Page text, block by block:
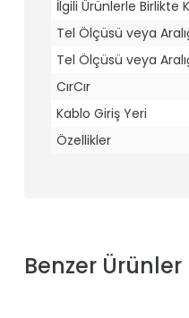
İlgili Ürünlerle Birlikte
Tel Ölçüsü veya
Tel Ölçüsü veya
CırCır
Kablo Giriş Yeri
Özellikler
Benzer Ürünler